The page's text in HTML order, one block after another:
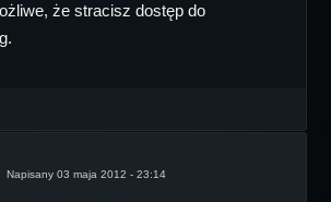
że stracisz dostęp do
Napisany 03 maja 2012 - 23:14